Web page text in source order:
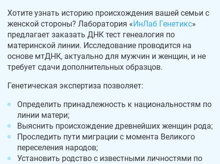
Хотите узнать историю происхождения вашей семьи с
женской стороны? Лаборатория « ИнЛаб Генетикс»
предлагает заказать ДНК тест генеалогия по
материнской линии. Исследование проводится на
основе мтДНК, актуально для мужчин и женщин, и не
требует сдачи дополнительных образцов.
Генетическая экспертиза позволяет:
Определить принадлежность к национальностям по
линии матери;
Выяснить происхождение древнейших женщин рода;
Проследить пути миграции с момента Великого
переселения народов;
Установить родство с известными личностями по